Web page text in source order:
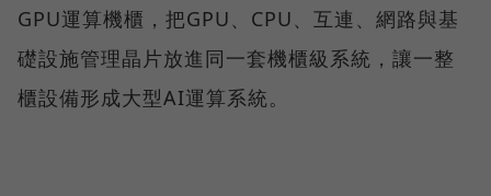
GPU運算機櫃，把GPU、CPU、互連、網路與基
礎設施管理晶片放進同一套機櫃級系統，讓一整
櫃設備形成大型AI運算系統。